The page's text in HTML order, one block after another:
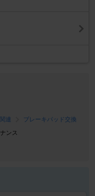
連
ブレーキパッド交換
ンス